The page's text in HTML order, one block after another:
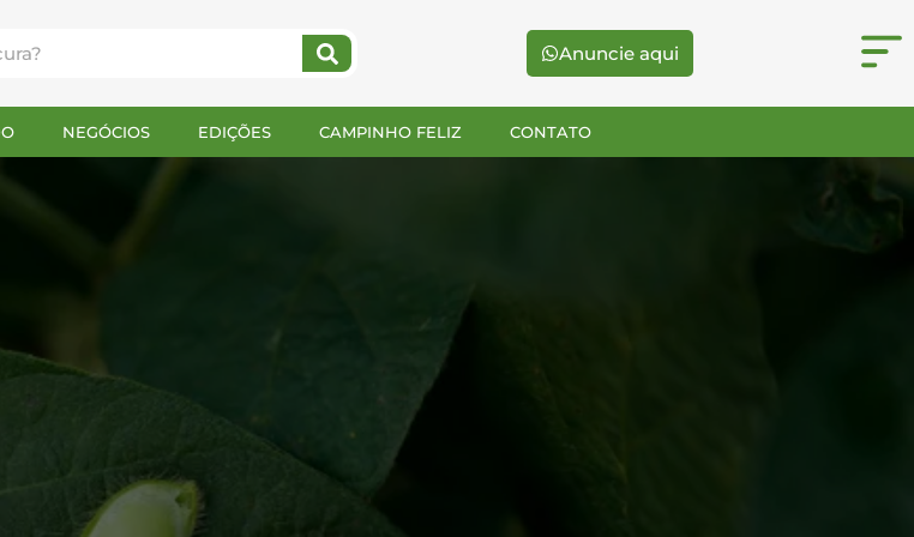
Anuncie aqui
NEGÓCIOS EDIÇÕES CAMPINHO FELIZ CONTATO